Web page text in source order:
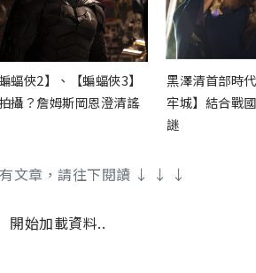
蝠俠2】、【蝙蝠俠3】
攝？詹姆斯岡恩澄清謠
黑澤清首部時
牢城】結合戰
謎
文章，請往下閱讀 ↓ ↓ ↓
開始加載資料..